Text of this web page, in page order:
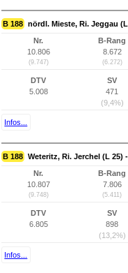
B 188 nördl. Mieste, Ri. Jeggau
Nr.
10.806
(9.747)
B-Rang
8.672
(6.272)
DTV
5.008
SV
471
(9,4%)
Infos...
B 188 Weteritz, Ri. Jerchel (L 25)
Nr.
10.807
(9.748)
B-Rang
7.806
(5.411)
DTV
6.805
SV
898
(13,2%)
Infos...